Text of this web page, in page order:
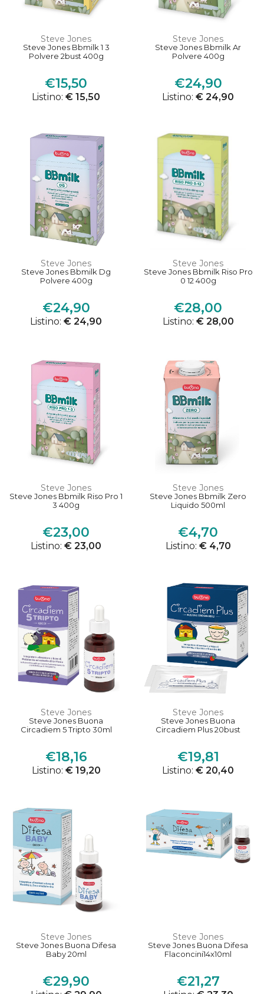
Steve Jones
Steve Jones Bbmilk 1 3
Polvere 2bust 400g
€15,50
Listino: € 15,50
Steve Jones
Steve Jones Bbmilk Ar
Polvere 400g
€24,90
Listino: € 24,90
Steve Jones
Steve Jones Bbmilk Dg
Polvere 400g
€24,90
Listino: € 24,90
Steve Jones
Steve Jones Bbmilk Riso Pro
0 12 400g
€28,00
Listino: € 28,00
Steve Jones
Steve Jones Bbmilk Riso Pro 1
3 400g
€23,00
Listino: € 23,00
Steve Jones
Steve Jones Bbmilk Zero
Liquido 500ml
€4,70
Listino: € 4,70
Steve Jones
Steve Jones Buona
Circadiem 5 Tripto 30ml
€18,16
Listino: € 19,20
Steve Jones
Steve Jones Buona
Circadiem Plus 20bust
€19,81
Listino: € 20,40
Steve Jones
Steve Jones Buona Difesa
Baby 20ml
€29,90
Steve Jones
Steve Jones Buona Difesa
Flaconcini14x10ml
€21,27